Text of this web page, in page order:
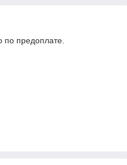
по предоплате.